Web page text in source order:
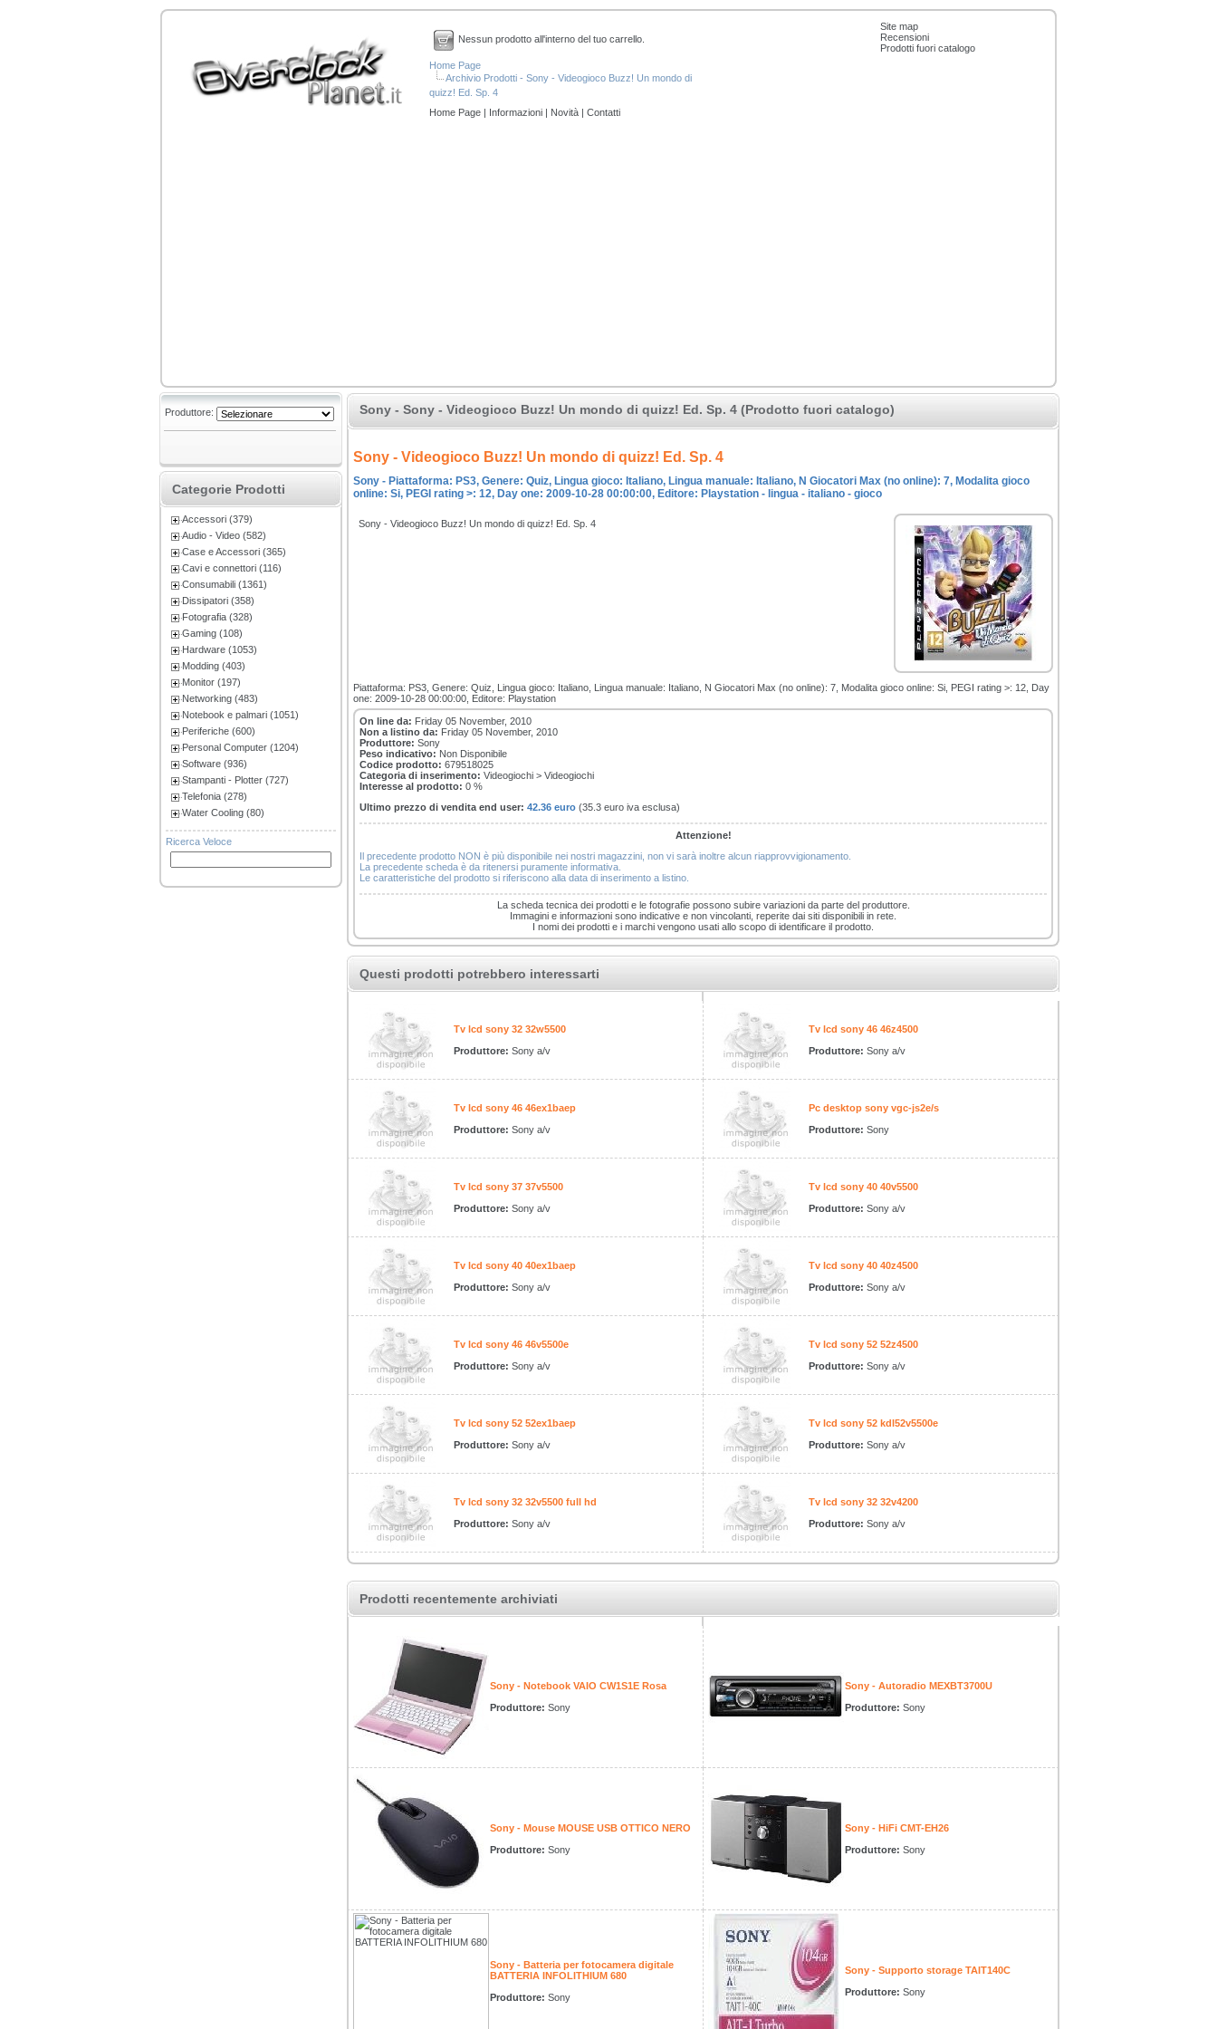
Nessun prodotto all'interno del tuo carrello.
Home Page
Archivio Prodotti - Sony - Videogioco Buzz! Un mondo di
quizz! Ed. Sp. 4
Site map
Recensioni
Prodotti fuori catalogo
Home Page | Informazioni | Novità | Contatti
Produttore:
Categorie Prodotti
Accessori (379)
Audio - Video (582)
Case e Accessori (365)
Cavi e connettori (116)
Consumabili (1361)
Dissipatori (358)
Fotografia (328)
Gaming (108)
Hardware (1053)
Modding (403)
Monitor (197)
Networking (483)
Notebook e palmari (1051)
Periferiche (600)
Personal Computer (1204)
Software (936)
Stampanti - Plotter (727)
Telefonia (278)
Water Cooling (80)
Ricerca Veloce
Sony - Sony - Videogioco Buzz! Un mondo di quizz! Ed. Sp. 4 (Prodotto fuori catalogo)
Sony - Videogioco Buzz! Un mondo di quizz! Ed. Sp. 4
Sony - Piattaforma: PS3, Genere: Quiz, Lingua gioco: Italiano, Lingua manuale: Italiano, N Giocatori Max (no online): 7, Modalita gioco
online: Si, PEGI rating >: 12, Day one: 2009-10-28 00:00:00, Editore: Playstation - lingua - italiano - gioco
Sony - Videogioco Buzz! Un mondo di quizz! Ed. Sp. 4
Piattaforma: PS3, Genere: Quiz, Lingua gioco: Italiano, Lingua manuale: Italiano, N Giocatori Max (no online): 7, Modalita gioco online: Si, PEGI rating >: 12, Day
one: 2009-10-28 00:00:00, Editore: Playstation
On line da: Friday 05 November, 2010
Non a listino da: Friday 05 November, 2010
Produttore: Sony
Peso indicativo: Non Disponibile
Codice prodotto: 679518025
Categoria di inserimento: Videogiochi > Videogiochi
Interesse al prodotto: 0 %
Ultimo prezzo di vendita end user: 42.36 euro (35.3 euro iva esclusa)
Attenzione!
Il precedente prodotto NON è più disponibile nei nostri magazzini, non vi sarà inoltre alcun riapprovvigionamento.
La precedente scheda è da ritenersi puramente informativa.
Le caratteristiche del prodotto si riferiscono alla data di inserimento a listino.
La scheda tecnica dei prodotti e le fotografie possono subire variazioni da parte del produttore.
Immagini e informazioni sono indicative e non vincolanti, reperite dai siti disponibili in rete.
I nomi dei prodotti e i marchi vengono usati allo scopo di identificare il prodotto.
Questi prodotti potrebbero interessarti
Tv lcd sony 32 32w5500
Produttore: Sony a/v
Tv lcd sony 46 46z4500
Produttore: Sony a/v
Tv lcd sony 46 46ex1baep
Produttore: Sony a/v
Pc desktop sony vgc-js2e/s
Produttore: Sony
Tv lcd sony 37 37v5500
Produttore: Sony a/v
Tv lcd sony 40 40v5500
Produttore: Sony a/v
Tv lcd sony 40 40ex1baep
Produttore: Sony a/v
Tv lcd sony 40 40z4500
Produttore: Sony a/v
Tv lcd sony 46 46v5500e
Produttore: Sony a/v
Tv lcd sony 52 52z4500
Produttore: Sony a/v
Tv lcd sony 52 52ex1baep
Produttore: Sony a/v
Tv lcd sony 52 kdl52v5500e
Produttore: Sony a/v
Tv lcd sony 32 32v5500 full hd
Produttore: Sony a/v
Tv lcd sony 32 32v4200
Produttore: Sony a/v
Prodotti recentemente archiviati
Sony - Notebook VAIO CW1S1E Rosa
Produttore: Sony
Sony - Autoradio MEXBT3700U
Produttore: Sony
Sony - Mouse MOUSE USB OTTICO NERO
Produttore: Sony
Sony - HiFi CMT-EH26
Produttore: Sony
Sony - Batteria per fotocamera digitale
BATTERIA INFOLITHIUM 680
Produttore: Sony
Sony - Supporto storage TAIT140C
Produttore: Sony